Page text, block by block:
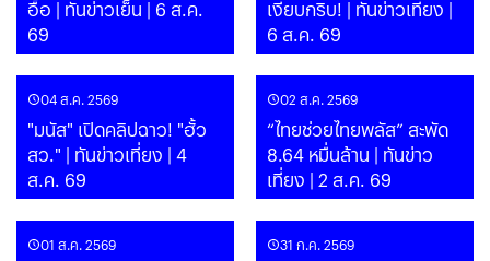
อื้อ | ทันข่าวเย็น | 6 ส.ค.
69
เงียบกริบ! | ทันข่าวเที่ยง |
6 ส.ค. 69
04 ส.ค. 2569
"มนัส" เปิดคลิปฉาว! "ฮั้ว
สว." | ทันข่าวเที่ยง | 4
ส.ค. 69
02 ส.ค. 2569
“ไทยช่วยไทยพลัส” สะพัด
8.64 หมื่นล้าน | ทันข่าว
เที่ยง | 2 ส.ค. 69
01 ส.ค. 2569 31 ก.ค. 2569